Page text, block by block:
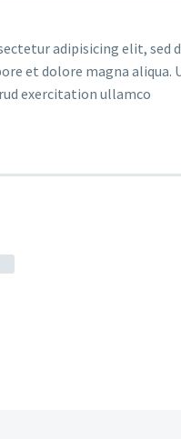
adipisicing elit, sed
et dolore magna aliqua.
exercitation ullamco